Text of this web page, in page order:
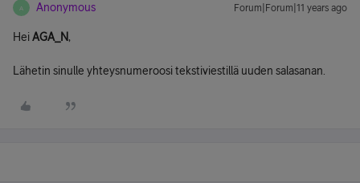
A Anonymous Forum|Forum|11 years ago
HeiAGA_N,
Lähetin sinulle yhteysnumeroosi tekstiviestillä uuden salasanan.